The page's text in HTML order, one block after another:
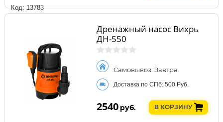
Код: 13783
Дренажный насос Вихрь
ДН-550
Самовывоз: Завтра
Доставка по СПб: 500 Руб.
2540 руб. В КОРЗИНУ